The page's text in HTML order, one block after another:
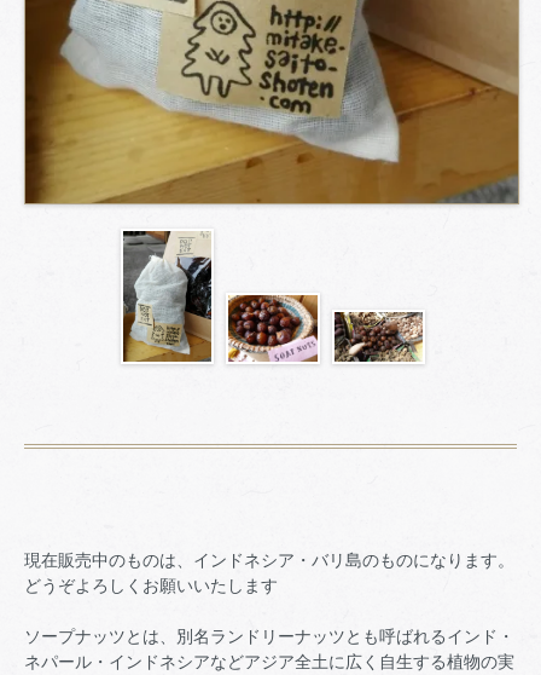
現在販売中のものは、インドネシア・バリ島のものになります。
どうぞよろしくお願いいたします
ソープナッツとは、別名ランドリーナッツとも呼ばれるインド・
ネパール・インドネシアなどアジア全土に広く自生する植物の実